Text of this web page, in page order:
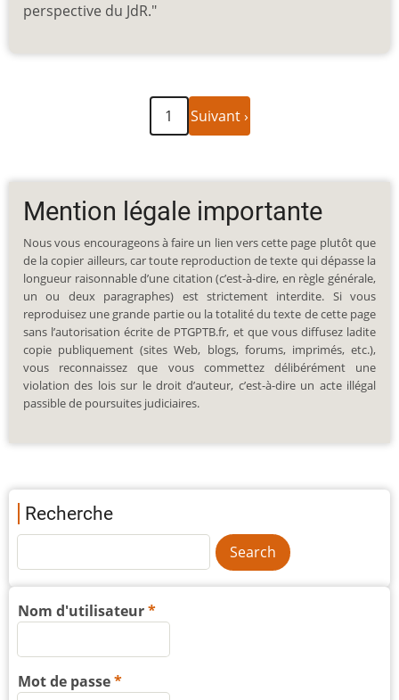
perspective du JdR."
1
Page
suivante
Suivant ›
Mention légale importante
Nous vous encourageons à faire un lien vers cette page plutôt que
de la copier ailleurs, car toute reproduction de texte qui dépasse la
longueur raisonnable d’une citation (c’est-à-dire, en règle générale,
un ou deux paragraphes) est strictement interdite. Si vous
reproduisez une grande partie ou la totalité du texte de cette page
sans l’autorisation écrite de PTGPTB.fr, et que vous diffusez ladite
copie publiquement (sites Web, blogs, forums, imprimés, etc.),
vous reconnaissez que vous commettez délibérément une
violation des lois sur le droit d’auteur, c’est-à-dire un acte illégal
passible de poursuites judiciaires.
Recherche
Nom d'utilisateur
Mot de passe